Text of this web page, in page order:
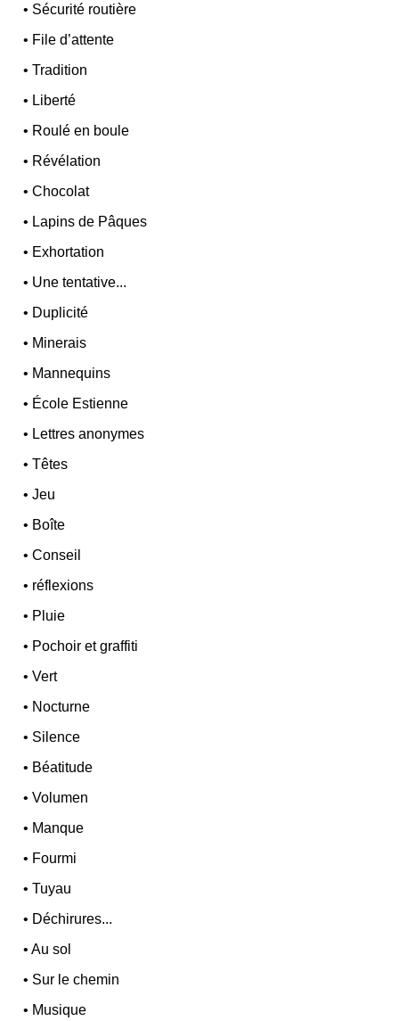
• Sécurité routière
• File d’attente
•Tradition
• Liberté
• Roulé en boule
• Révélation
•Chocolat
• Lapins de Pâques
• Exhortation
• Une tentative...
• Duplicité
• Minerais
• Mannequins
• École Estienne
• Lettres anonymes
•Têtes
•Jeu
• Boîte
•Conseil
• réflexions
• Pluie
• Pochoir et graffiti
•Vert
• Nocturne
• Silence
• Béatitude
•Volumen
• Manque
• Fourmi
•Tuyau
• Déchirures...
•Au sol
• Sur le chemin
• Musique